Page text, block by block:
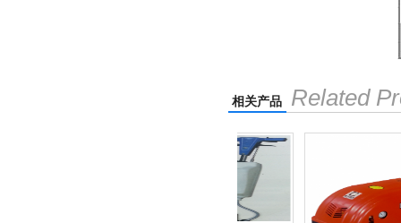
相关产品 Related